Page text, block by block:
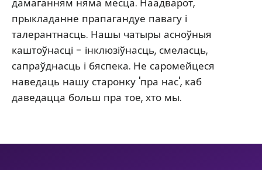
дамаганням няма месца. Наадварот,
прыкладанне прапагандуе павагу і
талерантнасць. Нашы чатыры асноўныя
каштоўнасці - інклюзіўнасць, смеласць,
сапраўднасць і бяспека. Не саромейцеся
наведаць нашу старонку 'пра нас', каб
даведацца больш пра тое, хто мы.